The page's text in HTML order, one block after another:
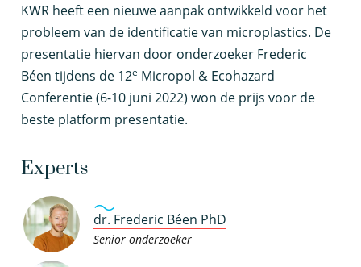
KWR heeft een nieuwe aanpak ontwikkeld voor het
probleem van de identificatie van microplastics. De
presentatie hiervan door onderzoeker Frederic
Béen tijdens de 12e Micropol & Ecohazard
Conferentie (6-10 juni 2022) won de prijs voor de
beste platform presentatie.
Experts
dr. Frederic Béen PhD
Senior onderzoeker